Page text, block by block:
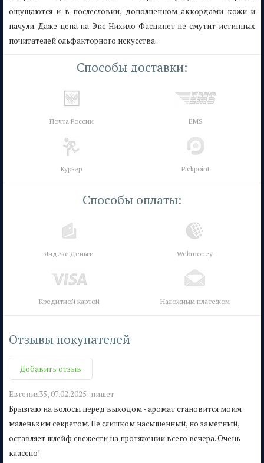
ощущаются и в послесловии, дополненном аккордами кожи и
пачули. Даже цена на Экс Нихило Фасцинет не смутит истинных
почитателей ольфакторного искусства.
Способы доставки:
Почта России EMS
Курьер Pickpoint
Способы оплаты:
Яндекс Деньги Webmoney
Кредитной картой Наложным платежом
Отзывы покупателей
Добавить отзыв
Евгения35, 07.02.2025: пишет
Брызгаю на волосы перед выходом - аромат становится моим
маленьким секретом. Не слишком насыщенный, но заметный,
оставляет шлейф свежести на протяжении всего вечера. Очень
классно!